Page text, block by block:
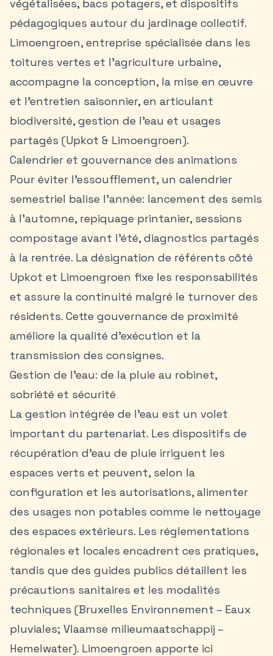
végétalisées, bacs potagers, et dispositifs
pédagogiques autour du jardinage collectif.
Limoengroen, entreprise spécialisée dans les
toitures vertes et l’agriculture urbaine,
accompagne la conception, la mise en œuvre
et l’entretien saisonnier, en articulant
biodiversité, gestion de l’eau et usages
partagés (Upkot & Limoengroen).
Calendrier et gouvernance des animations
Pour éviter l’essoufflement, un calendrier
semestriel balise l’année: lancement des semis
à l’automne, repiquage printanier, sessions
compostage avant l’été, diagnostics partagés
à la rentrée. La désignation de référents côté
Upkot et Limoengroen fixe les responsabilités
et assure la continuité malgré le turnover des
résidents. Cette gouvernance de proximité
améliore la qualité d’exécution et la
transmission des consignes.
Gestion de l’eau: de la pluie au robinet,
sobriété et sécurité
La gestion intégrée de l’eau est un volet
important du partenariat. Les dispositifs de
récupération d’eau de pluie irriguent les
espaces verts et peuvent, selon la
configuration et les autorisations, alimenter
des usages non potables comme le nettoyage
des espaces extérieurs. Les réglementations
régionales et locales encadrent ces pratiques,
tandis que des guides publics détaillent les
précautions sanitaires et les modalités
techniques (Bruxelles Environnement – Eaux
pluviales; Vlaamse milieumaatschappij –
Hemelwater). Limoengroen apporte ici